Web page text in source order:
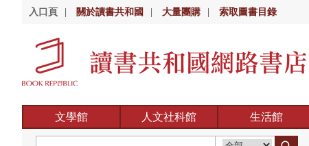
入口頁 關於讀書共和國 大量團購 索取圖書目錄
文學館 人文社科館 生活館